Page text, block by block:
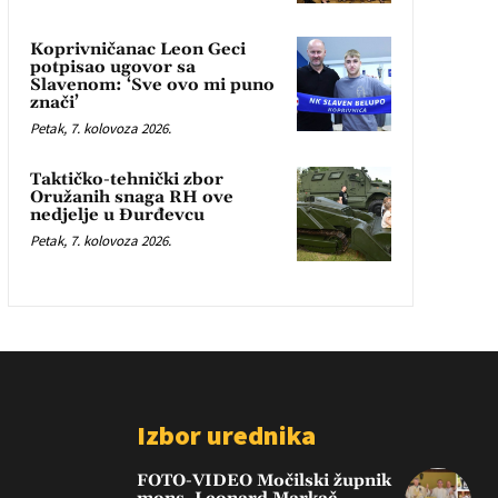
Koprivničanac Leon Geci
potpisao ugovor sa
Slavenom: ‘Sve ovo mi puno
znači’
Petak, 7. kolovoza 2026.
Taktičko-tehnički zbor
Oružanih snaga RH ove
nedjelje u Đurđevcu
Petak, 7. kolovoza 2026.
Izbor urednika
FOTO-VIDEO Močilski župnik